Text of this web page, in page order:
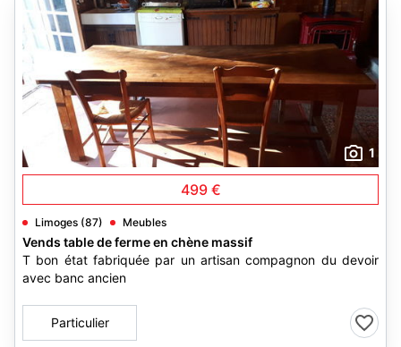
1
499 €
Limoges (87) Meubles
Vends table de ferme en chène massif
T bon état fabriquée par un artisan compagnon du devoir
avec banc ancien
Particulier